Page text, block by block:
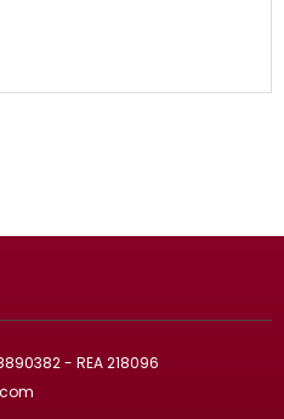
- REA 218096